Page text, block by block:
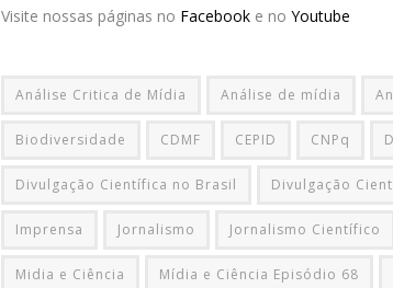
Visite nossas páginas no Facebook e no Youtube
Análise Critica de Mídia Análise de mídia
Biodiversidade CDMF CEPID CNPq
Divulgação Científica no Brasil Divulgação
Imprensa Jornalismo Jornalismo Científico
Midia e Ciência Mídia e Ciência Episódio 68